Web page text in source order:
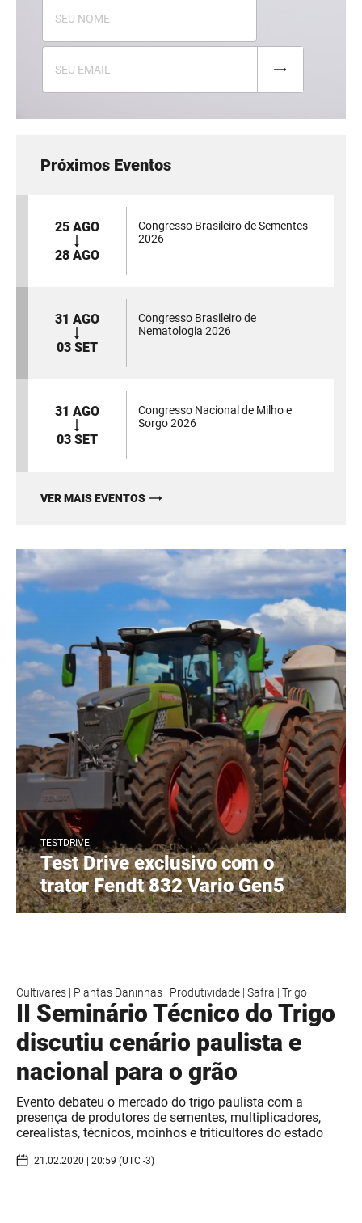
Próximos Eventos
25 AGO
28 AGO
Congresso Brasileiro de Sementes
2026
31 AGO
03 SET
Congresso Brasileiro de
Nematologia 2026
31 AGO
03 SET
Congresso Nacional de Milho e
Sorgo 2026
VER MAIS EVENTOS
TESTDRIVE
Test Drive exclusivo com o
trator Fendt 832 Vario Gen5
Cultivares | Plantas Daninhas | Produtividade | Safra | Trigo
II Seminário Técnico do Trigo
discutiu cenário paulista e
nacional para o grão
Evento debateu o mercado do trigo paulista com a
presença de produtores de sementes, multiplicadores,
cerealistas, técnicos, moinhos e triticultores do estado
21.02.2020 | 20:59 (UTC -3)